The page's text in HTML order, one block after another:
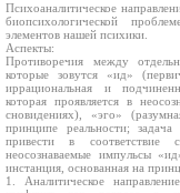
Психоаналитическое
биопсихологической
элементов нашей психики.
Аспекты:
Противоречия между
которые зовутся «ид»
иррациональная и
которая проявляется в
сновидениях), «эго»
принципе реальности;
привести в соответствие
неосознаваемые импульсы
инстанция, основанная на
1. Аналитическое